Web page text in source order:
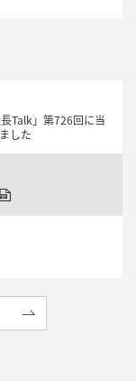
Talk」第726回に当
した